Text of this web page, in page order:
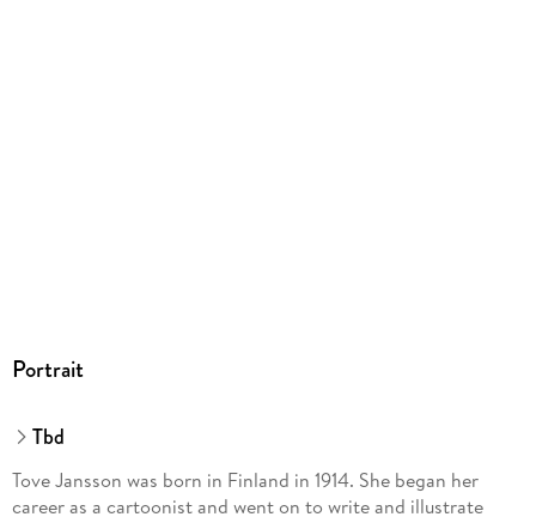
Portrait
Tbd
Tove Jansson was born in Finland in 1914. She began her
career as a cartoonist and went on to write and illustrate